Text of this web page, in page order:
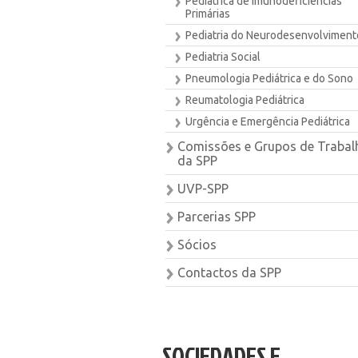
Primárias
Pediatria do
Pediatria Social
Pneumologia Pediátrica e do Sono
Reumatologia Pediátrica
Urgência e Emergência Pediátrica
Comissões e Grupos de
da SPP
UVP-SPP
Parcerias SPP
Sócios
Contactos da SPP